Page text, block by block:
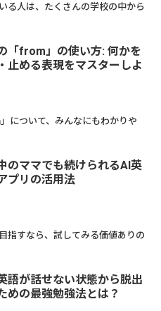
る人は、たくさんの学校の中から
「from」の使い方: 何かを
止める表現をマスターしよ
について、みんなにもわかりや
のママでも続けられるAI英
プリの活用法
指すなら、試してみる価値ありの
語が話せない状態から脱出
めの最強勉強法とは？